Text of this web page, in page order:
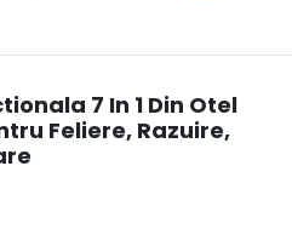
7 In 1 Din Otel
Feliere, Razuire,